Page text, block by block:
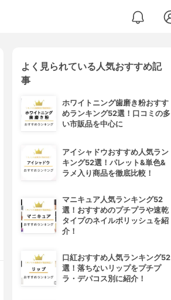
よく見られている人気おすすめ記
事
ホワイトニング歯磨き粉おすす
めランキング52選！口コミの多
い市販品を中心に
アイシャドウおすすめ人気ラン
キング52選！パレット&単色&
ラメ入り商品を徹底比較！
マニキュア人気ランキング52
選！おすすめのプチプラや速乾
タイプのネイルポリッシュを紹
介！
口紅おすすめ人気ランキング52
選！落ちないリップをプチプ
ラ・デパコス別に紹介！